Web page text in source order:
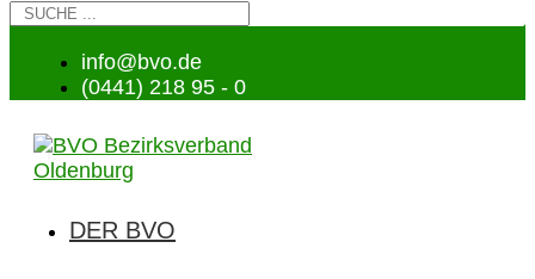
info@bvo.de
(0441) 218 95 - 0
DER BVO